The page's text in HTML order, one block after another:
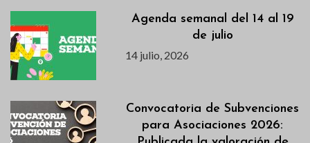
Agenda semanal del 14 al 19
de julio
14 julio, 2026
Convocatoria de Subvenciones
para Asociaciones 2026: